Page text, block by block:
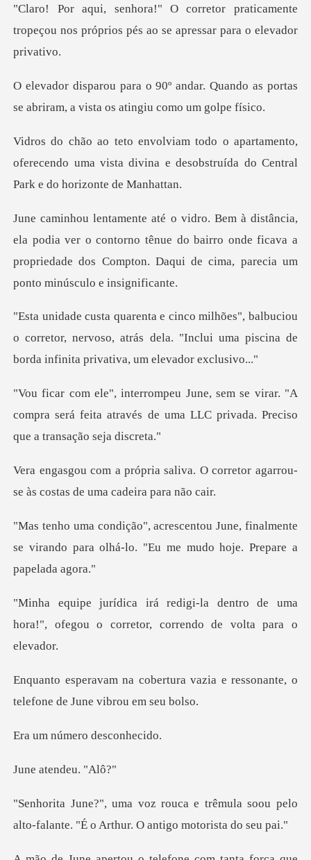
praticamente
tropeçou nos próprios pés
r. Quando as portas
se abriram, a v
mento,
oferecendo uma vista divina e desobstru
ver o contorno tênue do bairro onde ficava a
propriedade dos Co
ou
o corretor, nervoso, atrás dela. "Inclui uma piscin
irar. "A
compra será feita através de uma LLC p
va. O corretor agarrou-
se às cos
e, finalmente
se virando para olhá-lo. "E
dentro de uma
hora!", ofegou o corret
a vazia e ressonante, o
telefo
mero desc
tendeu
êmula soou pelo
alto-falante. "É o Ar